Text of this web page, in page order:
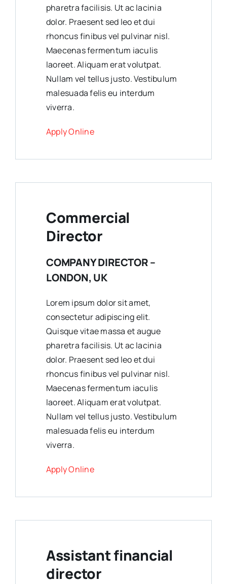
pharetra facilisis. Ut ac lacinia
dolor. Praesent sed leo et dui
rhoncus finibus vel pulvinar nisl.
Maecenas fermentum iaculis
laoreet. Aliquam erat volutpat.
Nullam vel tellus justo. Vestibulum
malesuada felis eu interdum
viverra.
Apply Online
Commercial
Director
COMPANY DIRECTOR –
LONDON, UK
Lorem ipsum dolor sit amet,
consectetur adipiscing elit.
Quisque vitae massa et augue
pharetra facilisis. Ut ac lacinia
dolor. Praesent sed leo et dui
rhoncus finibus vel pulvinar nisl.
Maecenas fermentum iaculis
laoreet. Aliquam erat volutpat.
Nullam vel tellus justo. Vestibulum
malesuada felis eu interdum
viverra.
Apply Online
Assistant financial
director